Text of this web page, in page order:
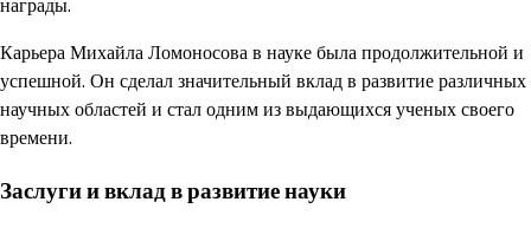
Карьера Михайла Ломоносова в науке была продолжительной и
успешной. Он сделал значительный вклад в развитие различных
научных областей и стал одним из выдающихся ученых своего
времени.
Заслуги и вклад в развитие науки